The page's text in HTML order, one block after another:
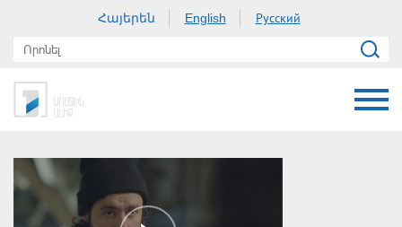
Հայերեն English Русский